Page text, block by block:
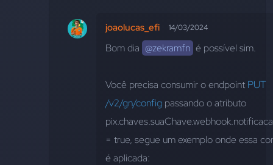
joaolucas_efi 14/03/2024
Bom dia @zekramfn é possível sim.
Você precisa consumir o endpoint PUT
/v2/gn/config passando o atributo
= true, segue um exemplo onde essa
é aplicada: